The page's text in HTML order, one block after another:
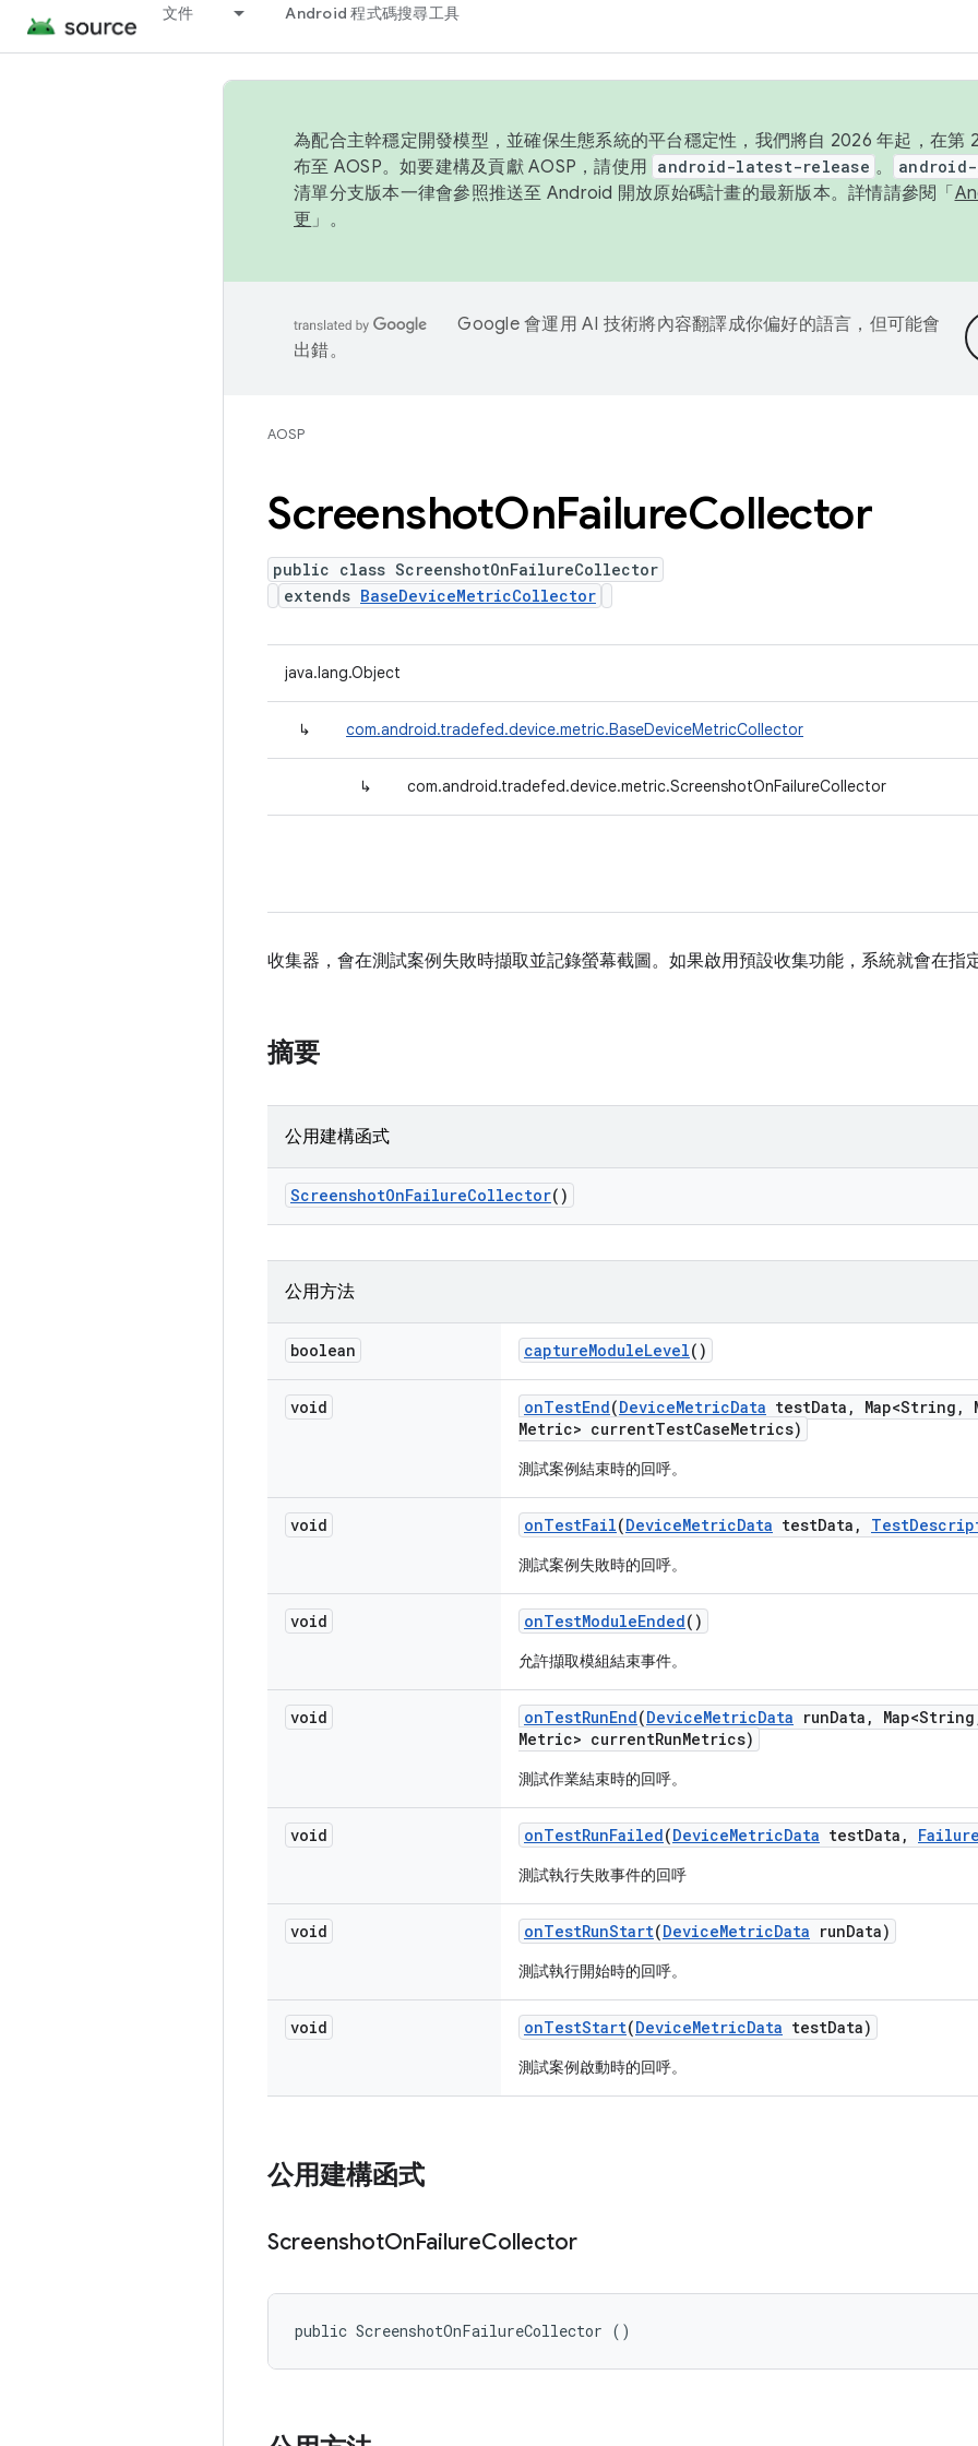
文件 Android 程式碼搜尋工具
為配合主幹穩定開發模型，並確保生態系統的平台穩定性，我們將自 2026 年起，在第
布至 AOSP。如要建構及貢獻 AOSP，請使用 android-latest-release 。
清單分支版本一律會參照推送至 Android 開放原始碼計畫的最新版本。詳情請參閱「
更 」。
Google 會運用 AI 技術將內容翻譯成你偏好的語言，但可能會
出錯。
AOSP
ScreenshotOnFailureCollector
public class ScreenshotOnFailureCollector
extends BaseDeviceMetricCollector
java.lang.Object
↳ com.android.tradefed.device.metric.BaseDeviceMetricCollector
↳ com.android.tradefed.device.metric.ScreenshotOnFailureCollector
收集器，會在測試案例失敗時擷取並記錄螢幕截圖。如果啟用預設收集功能，系統就會在指
摘要
公用建構函式
ScreenshotOnFailureCollector()
公用方法
boolean captureModuleLevel()
void onTestEnd(DeviceMetricData testData , Map<String ,
Metric> currentTestCaseMetrics)
測試案例結束時的回呼。
void onTestFail(DeviceMetricData testData , Test
測試案例失敗時的回呼。
void onTestModuleEnded()
允許擷取模組結束事件。
void onTestRunEnd(DeviceMetricData runData , Map<String
Metric> currentRunMetrics)
測試作業結束時的回呼。
void onTestRunFailed(DeviceMetricData testData , Failure
測試執行失敗事件的回呼
void onTestRunStart(DeviceMetricData runData)
測試執行開始時的回呼。
void onTestStart(DeviceMetricData testData)
測試案例啟動時的回呼。
公用建構函式
ScreenshotOnFailureCollector
public ScreenshotOnFailureCollector ()